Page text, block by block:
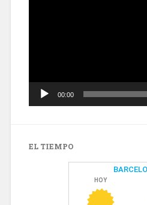
00:00
EL TIEMPO